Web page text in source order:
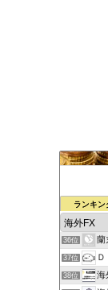
ランキン
34位
35位
36位 蘭
37位
38位 海